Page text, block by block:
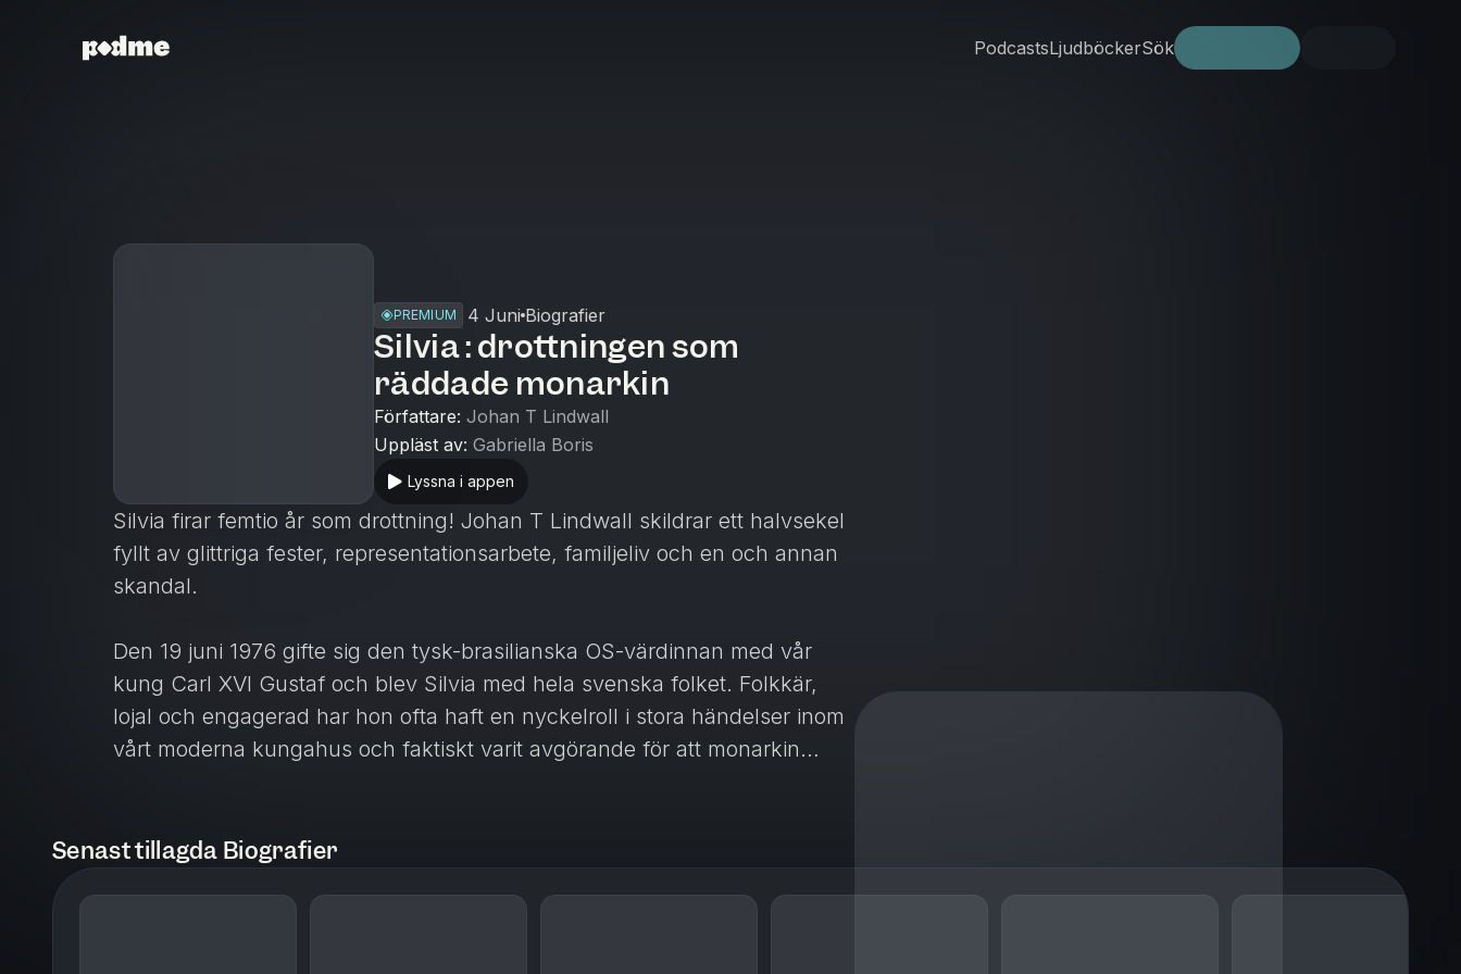
PodcastsLjudböckerSök
PREMIUM 4 Juni Biografier
Silvia : drottningen som
räddade monarkin
Författare: Johan T Lindwall
Uppläst av: Gabriella Boris
Lyssna i appen
Silvia firar femtio år som drottning! Johan T Lindwall skildrar ett halvsekel
fyllt av glittriga fester, representationsarbete, familjeliv och en och annan
skandal.
Den 19 juni 1976 gifte sig den tysk-brasilianska OS-värdinnan med vår
kung Carl XVI Gustaf och blev Silvia med hela svenska folket. Folkkär,
lojal och engagerad har hon ofta haft en nyckelroll i stora händelser inom
vårt moderna kungahus och faktiskt varit avgörande för att monarkin
Silvia ifrågasattes i början av många i kungens närhet och fick kämpa för
att till slut låta Victoria gifta sig med Daniel. Nu, femton år efter att
Senast tillagda Biografier